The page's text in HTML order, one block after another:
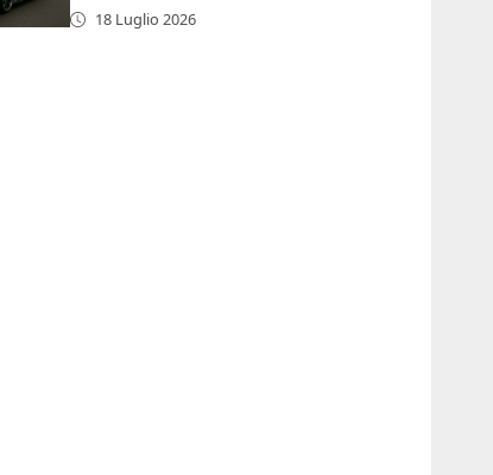
18 Luglio 2026